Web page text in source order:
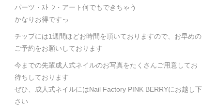
パーツ・ｽﾄｰﾝ・アート何でもできちゃう
かなりお得ですっ
チップには1週間ほどお時間を頂いておりますので、お早めの
ご予約をお願いしております
今までの先輩成人式ネイルのお写真をたくさんご用意してお
待ちしております
ぜひ、成人式ネイルにはNail Factory PINK BERRYにお越し下
さい